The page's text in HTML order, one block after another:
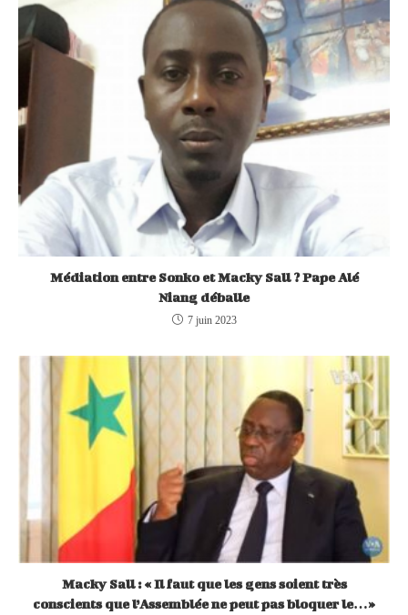
Médiation entre Sonko et Macky Sall ? Pape Alé
Niang déballe
7 juin 2023
Macky Sall : « Il faut que les gens soient très
conscients que l’Assemblée ne peut pas bloquer le…»